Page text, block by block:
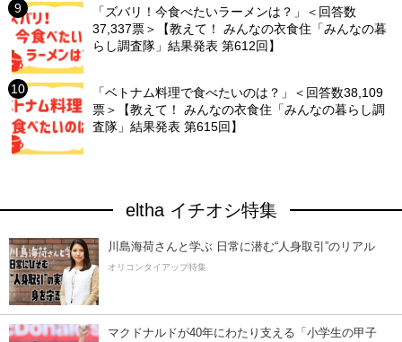
「ズバリ！今食べたいラーメンは？」＜回答数
37,337票＞【教えて！ みんなの衣食住「みんなの暮
らし調査隊」結果発表 第612回】
「ベトナム料理で食べたいのは？」＜回答数38,109
票＞【教えて！ みんなの衣食住「みんなの暮らし調
査隊」結果発表 第615回】
eltha イチオシ特集
川島海荷さんと学ぶ 日常に潜む“人身取引”のリアル
オリコンタイアップ特集
マクドナルドが40年にわたり支える「小学生の甲子